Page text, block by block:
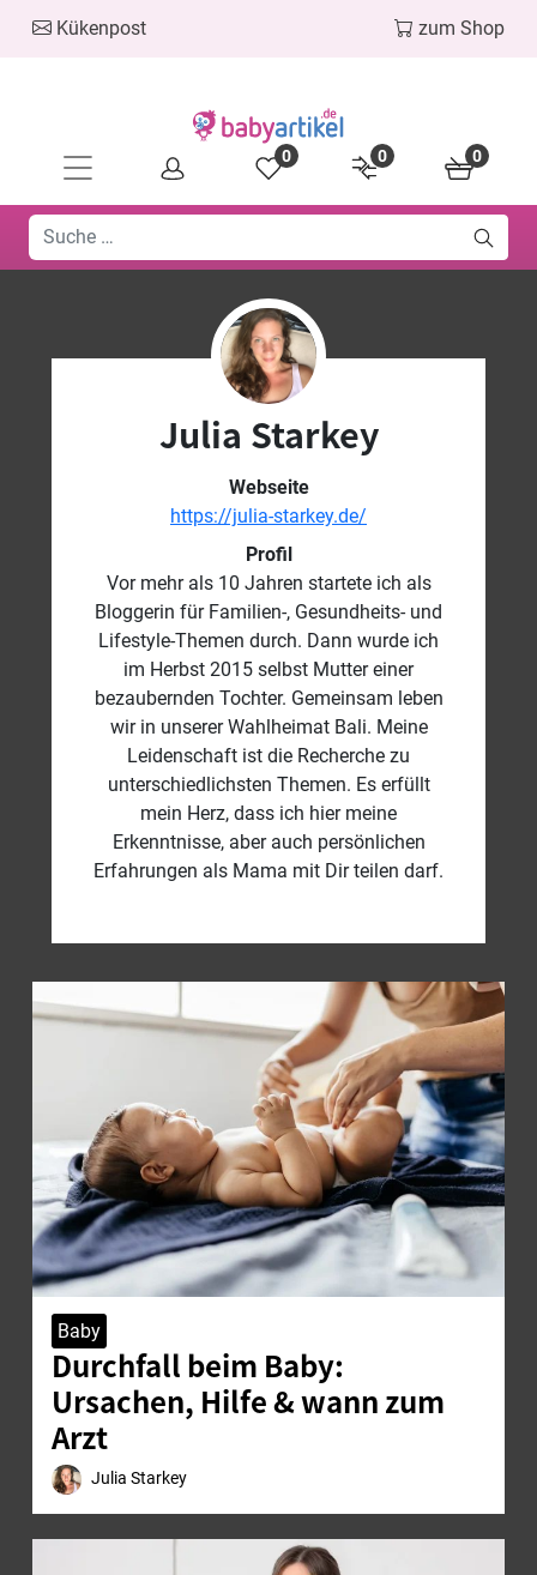
Kükenpost zum Shop
0
0
0
Julia Starkey
Webseite
https://julia-starkey.de/
Profil
Vor mehr als 10 Jahren startete ich als
Bloggerin für Familien-, Gesundheits- und
Lifestyle-Themen durch. Dann wurde ich
im Herbst 2015 selbst Mutter einer
bezaubernden Tochter. Gemeinsam leben
wir in unserer Wahlheimat Bali. Meine
Leidenschaft ist die Recherche zu
unterschiedlichsten Themen. Es erfüllt
mein Herz, dass ich hier meine
Erkenntnisse, aber auch persönlichen
Erfahrungen als Mama mit Dir teilen darf.
Baby
Durchfall beim Baby:
Ursachen, Hilfe & wann zum
Arzt
Julia Starkey